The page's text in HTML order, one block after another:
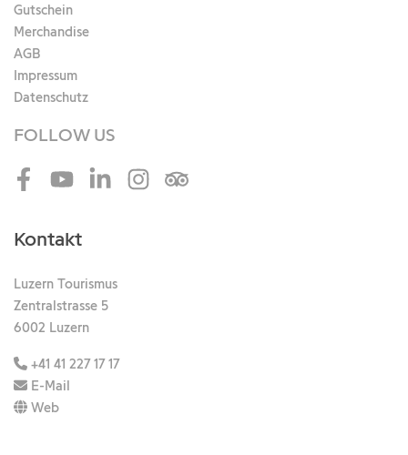
Gutschein
Merchandise
AGB
Impressum
Datenschutz
FOLLOW US
FacebookYoutubeLinkedInInstagramTripadvisor
Kontakt
Luzern Tourismus
Zentralstrasse 5
6002 Luzern
+41 41 227 17 17
E-Mail
Web